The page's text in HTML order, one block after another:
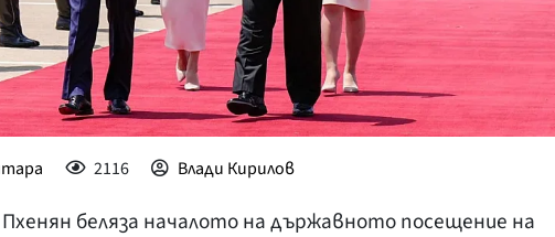
2116 Влади Кирилов
беляза началото на държавното посещение на